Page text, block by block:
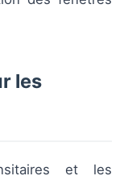
les
et les